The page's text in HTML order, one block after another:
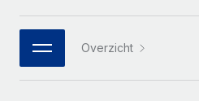
Integraties
WERK MET ONS SAMEN
Strategische
Webinars
日本語
한국어
Overzicht